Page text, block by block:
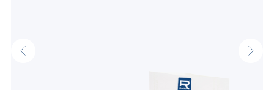
Буферы для а/м ВАЗ-1118 Калина передней стойки оптом от
автокомпонентами. Низкая стоимость сохраняется за счет
использования бюджетного сырья и вторичной переработки